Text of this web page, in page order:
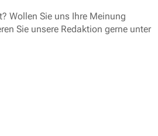
Wollen Sie uns Ihre Meinung
Sie unsere Redaktion gerne unter